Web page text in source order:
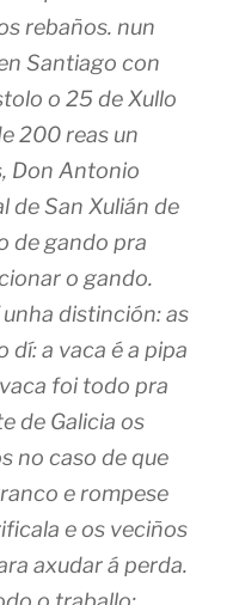
rebaños. nun
Santiago con
o 25 de Xullo
200 reas un
Don Antonio
de San Xulián de
de gando pra
o gando.
distinción: as
dí: a vaca é a pipa
foi todo pra
de Galicia os
no caso de que
e rompese
e os veciños
axudar á perda.